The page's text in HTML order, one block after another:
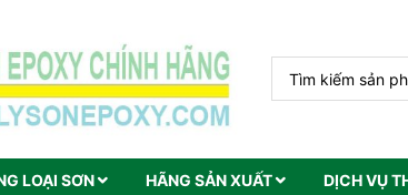
LOẠI SƠN HÃNG SẢN XUẤT DỊCH VỤ